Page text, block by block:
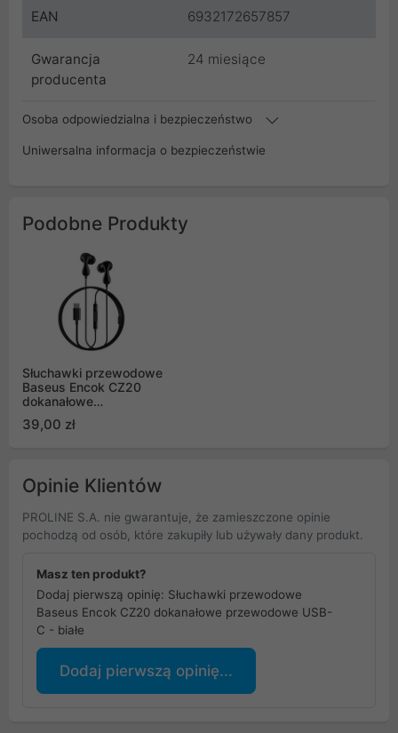
EAN 6932172657857
Gwarancja
producenta
24 miesiące
Osoba odpowiedzialna i bezpieczeństwo
Uniwersalna informacja o bezpieczeństwie
Podobne Produkty
Słuchawki przewodowe
Baseus Encok CZ20
dokanałowe
czarne
39,00 zł
Opinie Klientów
PROLINE S.A. nie gwarantuje, że zamieszczone opinie
pochodzą od osób, które zakupiły lub używały dany produkt.
Masz ten produkt?
Dodaj pierwszą opinię: Słuchawki przewodowe
Baseus Encok CZ20 dokanałowe przewodowe USB-
C - białe
Dodaj pierwszą opinię...